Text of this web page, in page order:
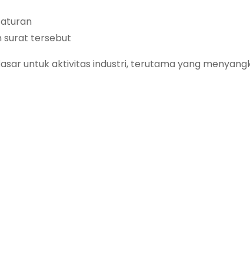
surat tersebut
untuk aktivitas industri, terutama yang